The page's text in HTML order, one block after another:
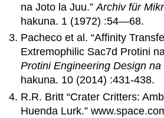
na Joto la Juu.”Archiv für
hakuna. 1 (1972) :54—68.
Pacheco et al. “Affinity
Extremophilic Sac7d Protini
Protini Engineering Design
hakuna. 10 (2014) :431-438.
R.R. Britt “Crater Critters:
Huenda Lurk.”